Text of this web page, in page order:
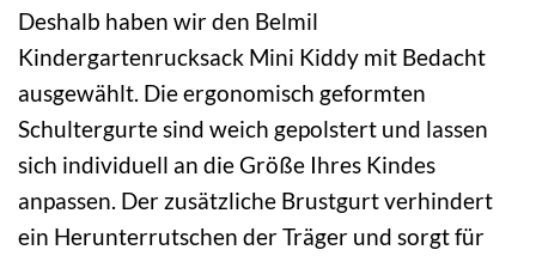
Deshalb haben wir den Belmil
Kindergartenrucksack Mini Kiddy mit Bedacht
ausgewählt. Die ergonomisch geformten
Schultergurte sind weich gepolstert und lassen
sich individuell an die Größe Ihres Kindes
anpassen. Der zusätzliche Brustgurt verhindert
ein Herunterrutschen der Träger und sorgt für